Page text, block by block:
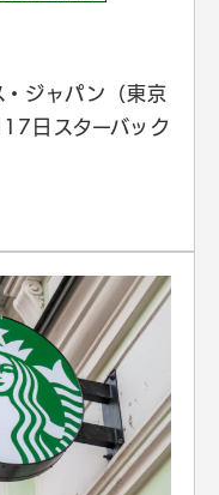
ジャパン（東京
日スターバック